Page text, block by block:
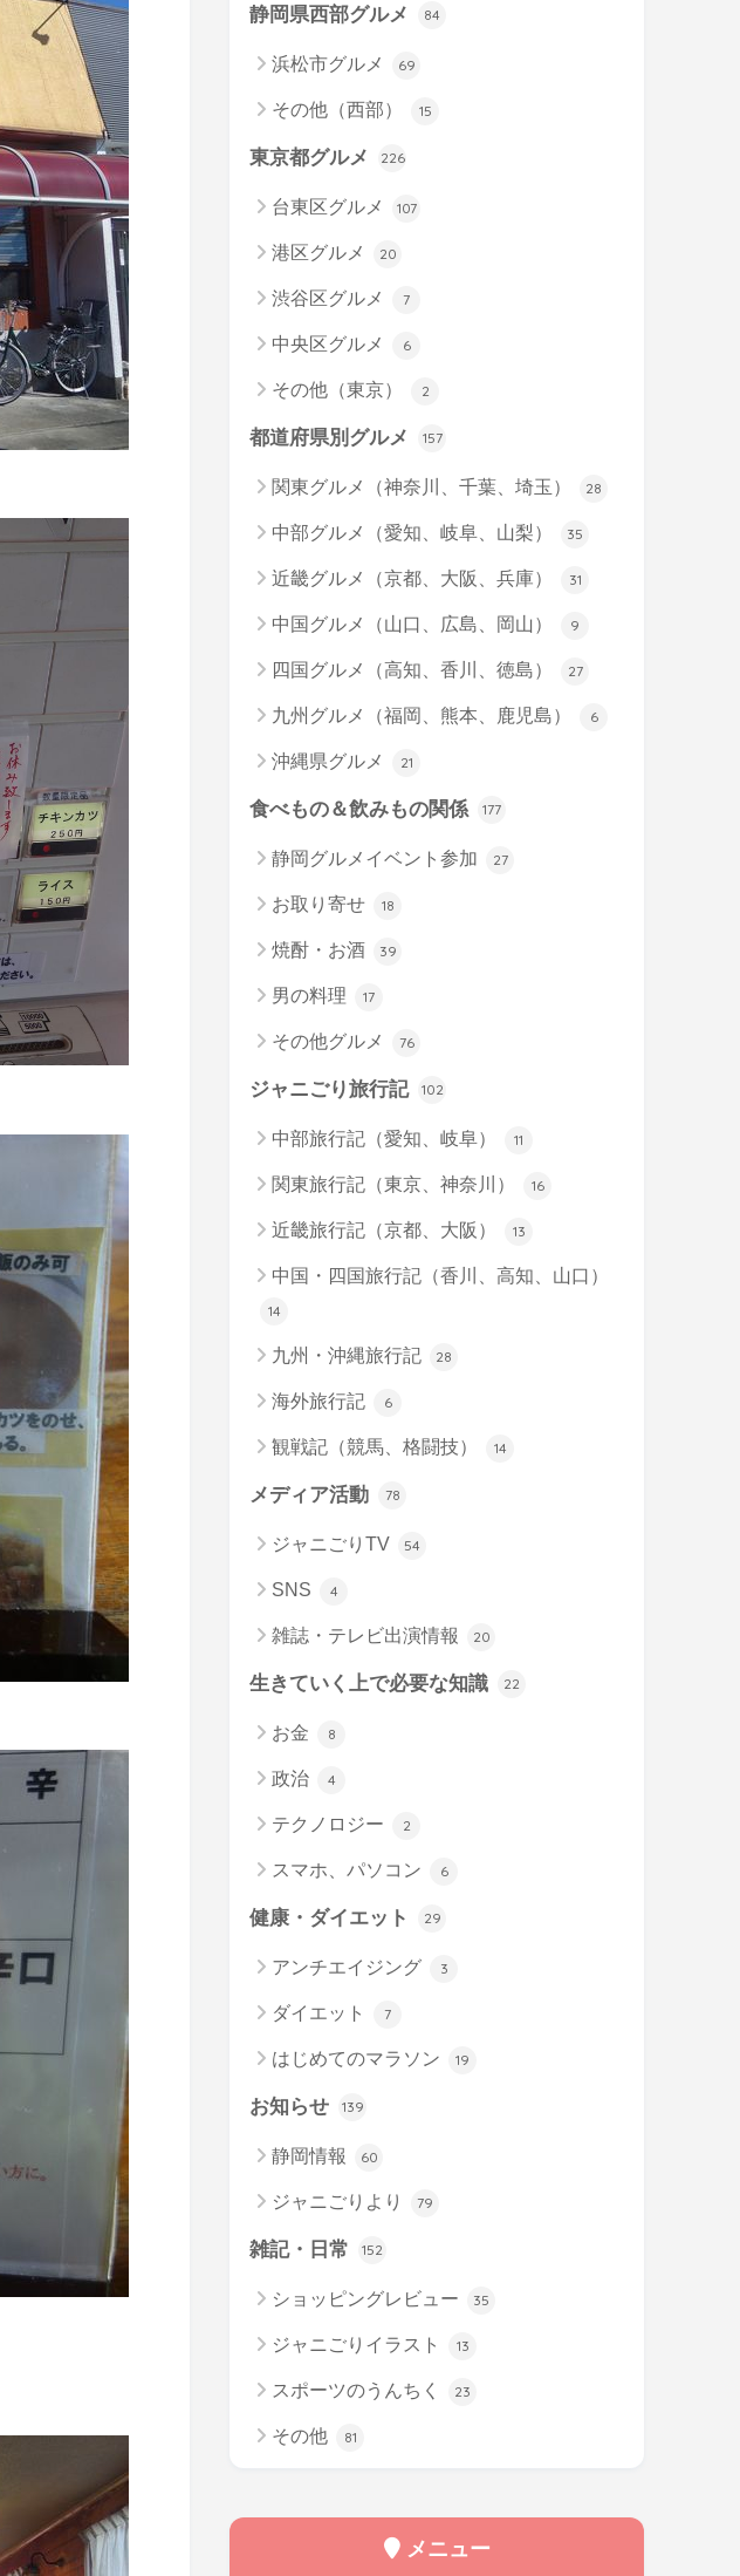
静岡県西部グルメ 84
浜松市グルメ 69
その他（西部） 15
東京都グルメ 226
台東区グルメ 107
港区グルメ 20
渋谷区グルメ 7
中央区グルメ 6
その他（東京） 2
都道府県別グルメ 157
関東グルメ（神奈川、千葉、埼玉） 28
中部グルメ（愛知、岐阜、山梨） 35
近畿グルメ（京都、大阪、兵庫） 31
中国グルメ（山口、広島、岡山） 9
四国グルメ（高知、香川、徳島） 27
九州グルメ（福岡、熊本、鹿児島） 6
沖縄県グルメ 21
食べもの＆飲みもの関係 177
静岡グルメイベント参加 27
お取り寄せ 18
焼酎・お酒 39
男の料理 17
その他グルメ 76
ジャニごり旅行記 102
中部旅行記（愛知、岐阜） 11
関東旅行記（東京、神奈川） 16
近畿旅行記（京都、大阪） 13
中国・四国旅行記（香川、高知、山口）
14
九州・沖縄旅行記 28
海外旅行記 6
観戦記（競馬、格闘技） 14
メディア活動 78
ジャニごりTV 54
SNS 4
雑誌・テレビ出演情報 20
生きていく上で必要な知識 22
お金 8
政治 4
テクノロジー 2
スマホ、パソコン 6
健康・ダイエット 29
アンチエイジング 3
ダイエット 7
はじめてのマラソン 19
お知らせ 139
静岡情報 60
ジャニごりより 79
雑記・日常 152
ショッピングレビュー 35
ジャニごりイラスト 13
スポーツのうんちく 23
その他 81
メニュー